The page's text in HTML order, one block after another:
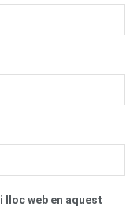
lloc web en aquest